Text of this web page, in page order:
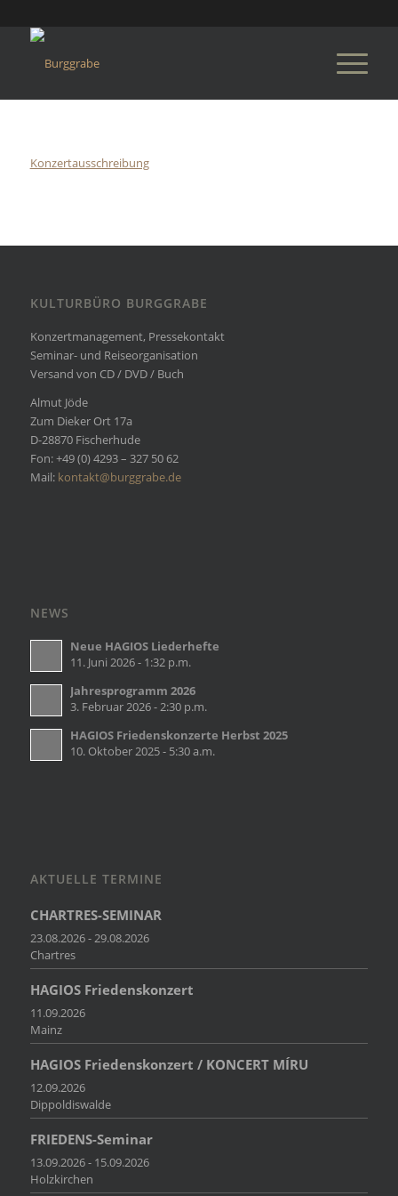
Konzertausschreibung
KULTURBÜRO BURGGRABE
Konzertmanagement, Pressekontakt
Seminar- und Reiseorganisation
Versand von CD / DVD / Buch
Almut Jöde
Zum Dieker Ort 17a
D-28870 Fischerhude
Fon: +49 (0) 4293 – 327 50 62
Mail: kontakt@burggrabe.de
NEWS
Neue HAGIOS Liederhefte
11. Juni 2026 - 1:32 p.m.
Jahresprogramm 2026
3. Februar 2026 - 2:30 p.m.
HAGIOS Friedenskonzerte Herbst 2025
10. Oktober 2025 - 5:30 a.m.
AKTUELLE TERMINE
CHARTRES-SEMINAR
23.08.2026 - 29.08.2026
Chartres
HAGIOS Friedenskonzert
11.09.2026
Mainz
HAGIOS Friedenskonzert / KONCERT MÍRU
12.09.2026
Dippoldiswalde
FRIEDENS-Seminar
13.09.2026 - 15.09.2026
Holzkirchen